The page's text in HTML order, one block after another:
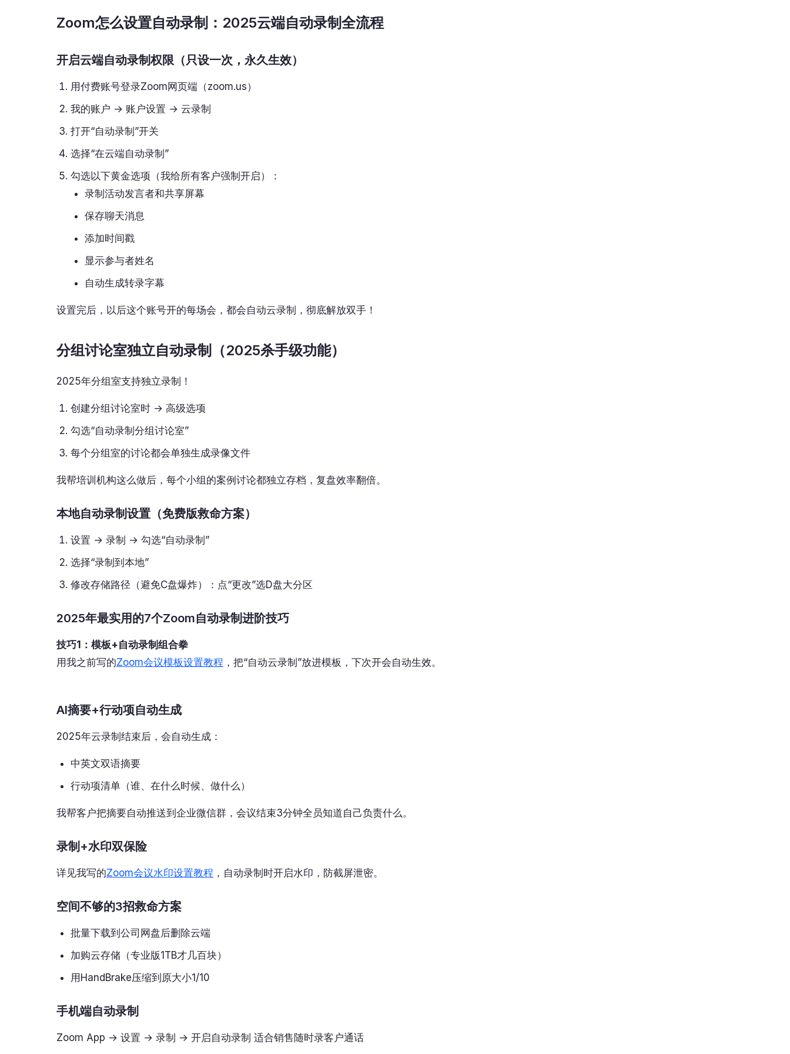
Zoom怎么设置自动录制：2025云端自动录制全流程
开启云端自动录制权限（只设一次，永久生效）
用付费账号登录Zoom网页端（zoom.us）
我的账户 → 账户设置 → 云录制
打开“自动录制”开关
选择“在云端自动录制”
勾选以下黄金选项（我给所有客户强制开启）：
录制活动发言者和共享屏幕
保存聊天消息
添加时间戳
显示参与者姓名
自动生成转录字幕
设置完后，以后这个账号开的每场会，都会自动云录制，彻底解放双手！
分组讨论室独立自动录制（2025杀手级功能）
2025年分组室支持独立录制！
创建分组讨论室时 → 高级选项
勾选“自动录制分组讨论室”
每个分组室的讨论都会单独生成录像文件
我帮培训机构这么做后，每个小组的案例讨论都独立存档，复盘效率翻倍。
本地自动录制设置（免费版救命方案）
设置 → 录制 → 勾选“自动录制”
选择“录制到本地”
修改存储路径（避免C盘爆炸）：点“更改”选D盘大分区
2025年最实用的7个Zoom自动录制进阶技巧
技巧1：模板+自动录制组合拳
用我之前写的Zoom会议模板设置教程 ，把“自动云录制”放进模板，下次开会自动生效。
AI摘要+行动项自动生成
2025年云录制结束后，会自动生成：
中英文双语摘要
行动项清单（谁、在什么时候、做什么）
我帮客户把摘要自动推送到企业微信群，会议结束3分钟全员知道自己负责什么。
录制+水印双保险
详见我写的Zoom会议水印设置教程 ，自动录制时开启水印，防截屏泄密。
空间不够的3招救命方案
批量下载到公司网盘后删除云端
加购云存储（专业版1TB才几百块）
用HandBrake压缩到原大小1/10
手机端自动录制
Zoom App → 设置 → 录制 → 开启自动录制 适合销售随时录客户通话